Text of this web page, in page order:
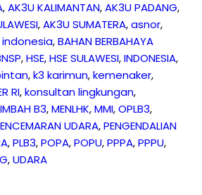
,AK3U KALIMANTAN,AK3U PADANG,
,AK3U SUMATERA,asnor,
,BAHAN BERBAHAYA
,HSE,HSE SULAWESI,INDONESIA,
,k3 karimun,kemenaker,
RI,konsultan lingkungan,
B3,MENLHK,MMI,OPLB3,
UDARA,PENGENDALIAN
,PLB3,POPA,POPU,PPPA,PPPU,
,UDARA